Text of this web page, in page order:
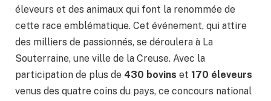
éleveurs et des animaux qui font la renommée de
cette race emblématique. Cet événement, qui attire
des milliers de passionnés, se déroulera à La
Souterraine, une ville de la Creuse. Avec la
participation de plus de 430 bovins et 170 éleveurs
venus des quatre coins du pays, ce concours national